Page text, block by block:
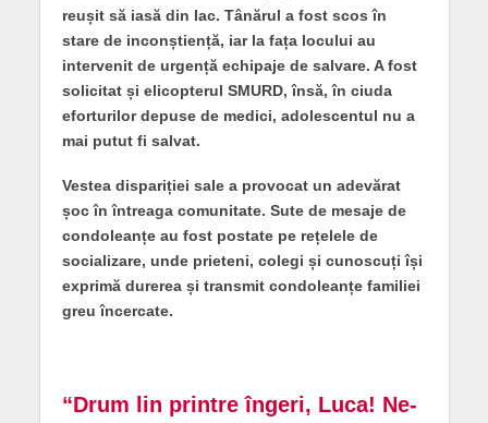
reușit să iasă din lac. Tânărul a fost scos în
stare de inconștiență, iar la fața locului au
intervenit de urgență echipaje de salvare. A fost
solicitat și elicopterul SMURD, însă, în ciuda
eforturilor depuse de medici, adolescentul nu a
mai putut fi salvat.
Vestea dispariției sale a provocat un adevărat
șoc în întreaga comunitate. Sute de mesaje de
condoleanțe au fost postate pe rețelele de
socializare, unde prieteni, colegi și cunoscuți își
exprimă durerea și transmit condoleanțe familiei
greu încercate.
“Drum lin printre îngeri, Luca! Ne-